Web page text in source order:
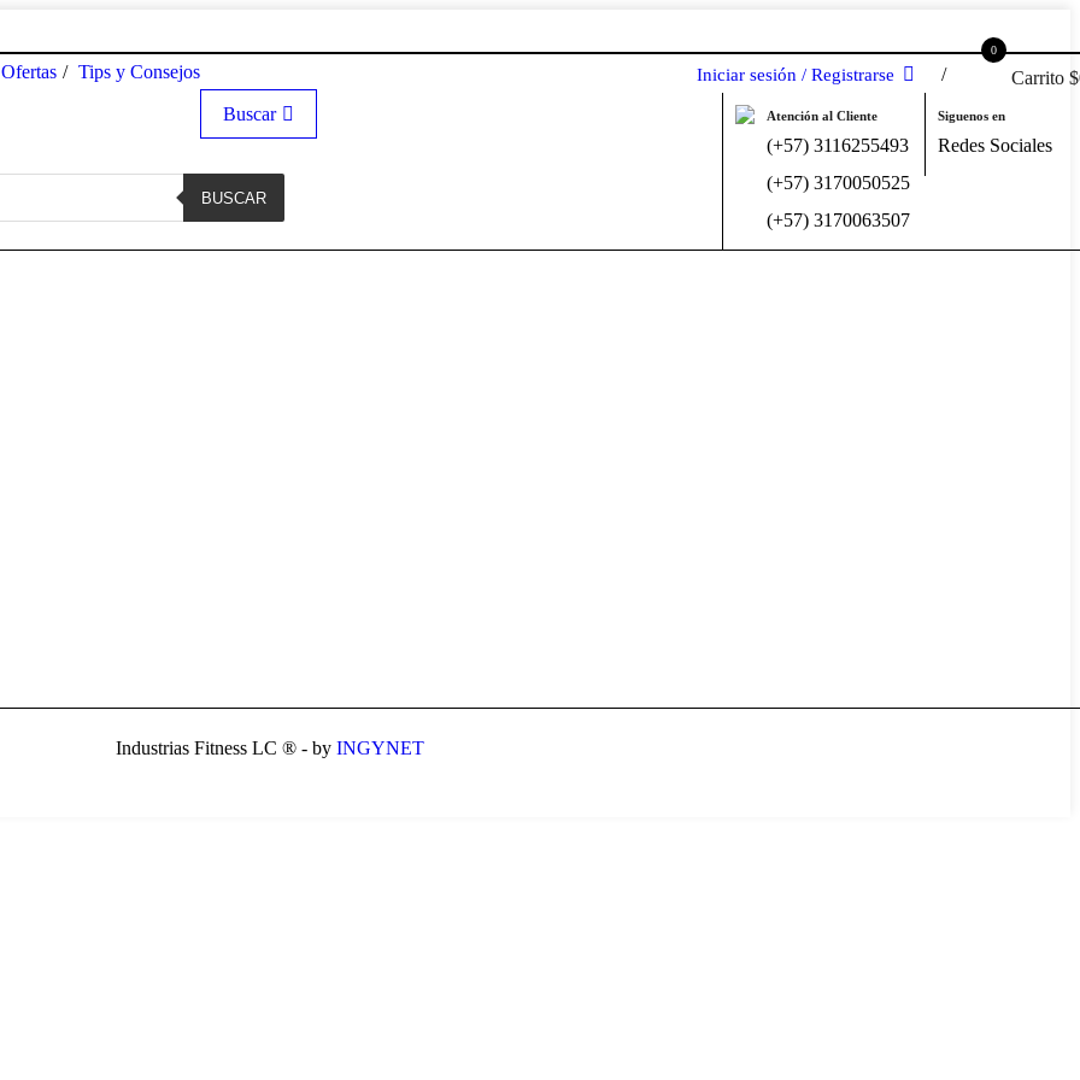
Iniciar sesión / Registrarse
0
Carrito $
Ofertas Tips y Consejos
Buscar Atención al Cliente
(+57) 3116255493
(+57) 3170050525
(+57) 3170063507
Siguenos en
Redes Sociales
BUSCAR
Industrias Fitness LC ® - by INGYNET